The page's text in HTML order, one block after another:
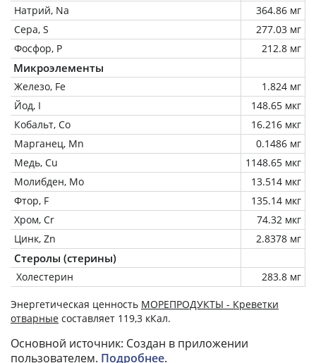
Натрий, Na
364.86 мг
Сера, S
277.03 мг
Фосфор, P
212.8 мг
Микроэлементы
Железо, Fe
1.824 мг
Йод, I
148.65 мкг
Кобальт, Co
16.216 мкг
Марганец, Mn
0.1486 мг
Медь, Cu
1148.65 мкг
Молибден, Mo
13.514 мкг
Фтор, F
135.14 мкг
Хром, Cr
74.32 мкг
Цинк, Zn
2.8378 мг
Стеролы (стерины)
Холестерин 283.8 мг
Энергетическая ценность МОРЕПРОДУКТЫ - Креветки
отварные составляет 119,3 кКал.
Основной источник: Создан в приложении
пользователем. Подробнее.